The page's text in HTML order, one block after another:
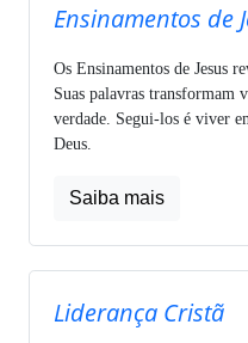
Ensinamentos de
Os Ensinamentos de Jesus
Suas palavras transformam
verdade. Segui-los é viver
Deus.
Saiba mais
Liderança Cristã